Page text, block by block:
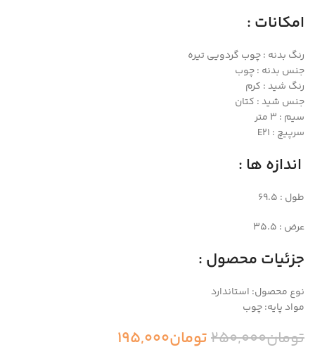
امکانات :
رنگ بدنه : چوب گردویی تیره
جنس بدنه : چوب
رنگ شید : کرم
جنس شید : کتان
سیم : ۳ متر
سرپیچ : E21
اندازه ها :
طول : 69.5
عرض : 35.5
جزئیات محصول :
نوع محصول: استاندارد
مواد پایه: چوب
تومان250,000تومان195,000